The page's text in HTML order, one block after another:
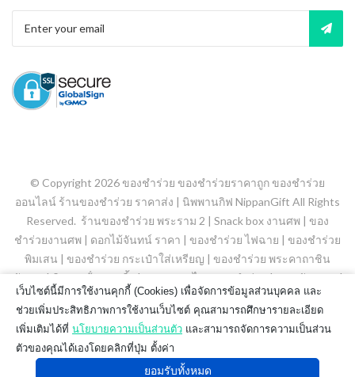
© Copyright 2026ของชำร่วย ของชำร่วยราคาถูก ของชำร่วย
ออนไลน์ ร้านของชำร่วย ราคาส่ง | นิพพานกิฟ NippanGift All Rights
Reserved. ร้านของชำร่วย พระราม 2 | Snack box งานศพ | ของ
ชำร่วยงานศพ | ดอกไม้จันทน์ ราคา | ของชำร่วย ไฟฉาย | ของชําร่วย
พิมเสน | ของชําร่วย กระเป๋าใส่เหรียญ | ของชำร่วย พระคาถาชิน
บัญชร
| พิมเสนน้ํา ลูกกลิ้ง | ยาดมสมุนไพร ของชำร่วย | ขนมจัดเบรค
|
ของชําร่วย สเปรย์แอลกอฮอล์|ของชำร่วยถุงผ้า|
เว็บไซต์นี้มีการใช้งานคุกกี้ (Cookies) เพื่อจัดการข้อมูลส่วนบุคคล และ
ช่วยเพิ่มประสิทธิภาพการใช้งานเว็บไซต์ คุณสามารถศึกษารายละเอียด
เพิ่มเติมได้ที่ นโยบายความเป็นส่วนตัว และสามารถจัดการความเป็นส่วน
ตัวของคุณได้เองโดยคลิกที่ปุ่ม ตั้งค่า
ยอมรับทั้งหมด